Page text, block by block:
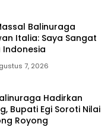
Balinuraga
Italia: Saya Sangat
Indonesia
7, 2026
Hadirkan
Bupati Egi Soroti Nilai
Royong